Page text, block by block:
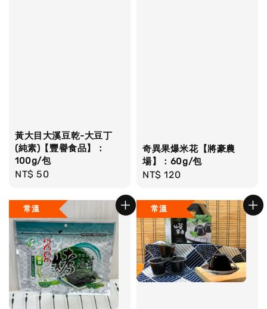
黃大目大溪豆乾-大豆丁
(純素)【豐譽食品】：
100g/包
Regular
NT$ 50
奇異果爆米花【將豪農
場】：60g/包
Regular
NT$ 120
常溫 常溫